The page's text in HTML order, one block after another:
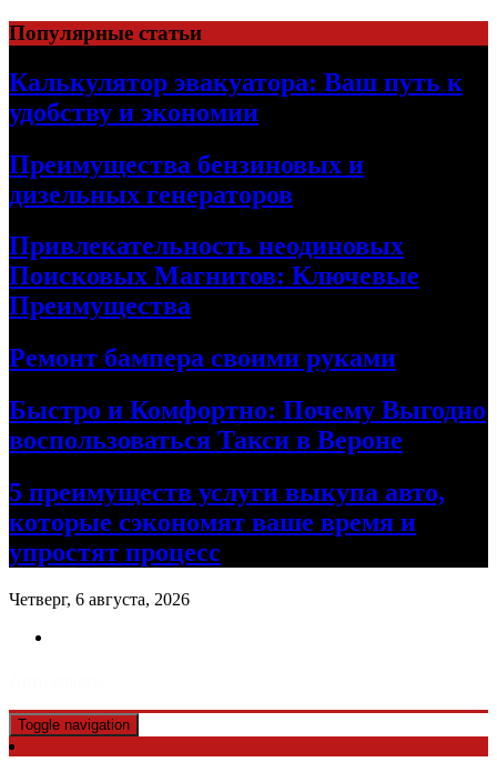
Skip
to
content
Популярные статьи
Калькулятор эвакуатора: Ваш путь к
удобству и экономии
Преимущества бензиновых и
дизельных генераторов
Привлекательность неодиновых
Поисковых Магнитов: Ключевые
Преимущества
Ремонт бампера своими руками
Быстро и Комфортно: Почему Выгодно
воспользоваться Такси в Вероне
5 преимуществ услуги выкупа авто,
которые сэкономят ваше время и
упростят процесс
Четверг, 6 августа, 2026
Toggle navigation